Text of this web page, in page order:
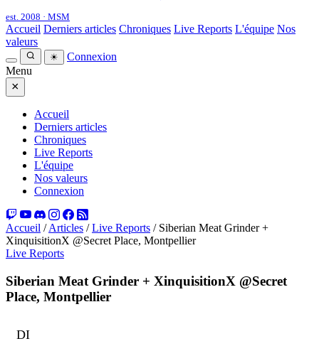
est. 2008 · MSM
Accueil Derniers articles Chroniques Live Reports L'équipe Nos
valeurs
☀
Connexion
Menu
×
Accueil
Derniers articles
Chroniques
Live Reports
L'équipe
Nos valeurs
Connexion
Accueil / Articles / Live Reports / Siberian Meat Grinder +
XinquisitionX @Secret Place, Montpellier
Live Reports
Siberian Meat Grinder + XinquisitionX @Secret
Place, Montpellier
DI